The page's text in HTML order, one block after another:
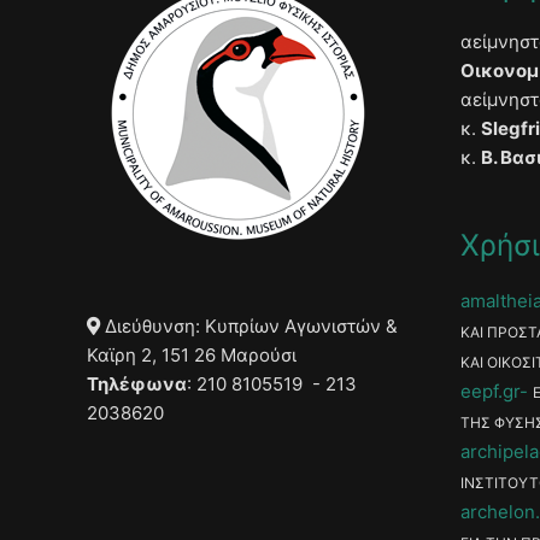
Διεύθυνση: Κυπρίων Αγωνιστών &
Καϊρη 2, 151 26 Μαρούσι
Τηλέφωνα: 210 8105519 - 213
2038620
κ.
κ. Β.
ΚΑΙ
ΚΑΙ
eepf.gr
ΤΗΣ